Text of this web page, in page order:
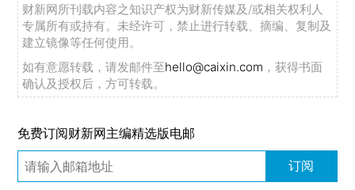
财新网所刊载内容之知识产权为财新传媒及/或相关权利人
专属所有或持有。未经许可，禁止进行转载、摘编、复制及
建立镜像等任何使用。
如有意愿转载，请发邮件至hello@caixin.com ，获得书面
确认及授权后，方可转载。
免费订阅财新网主编精选版电邮
订阅